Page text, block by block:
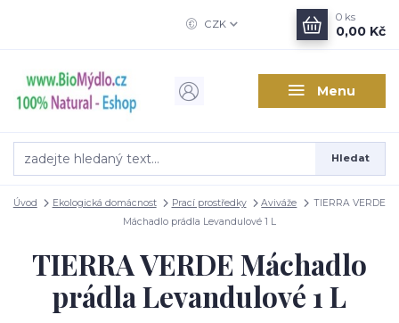
Menu
CZK
Hledat
0 ks
0,00 Kč
Úvod Ekologická domácnost Prací prostředky Aviváže
TIERRA VERDE
Máchadlo prádla Levandulové 1 L
TIERRA VERDE Máchadlo
prádla Levandulové 1 L